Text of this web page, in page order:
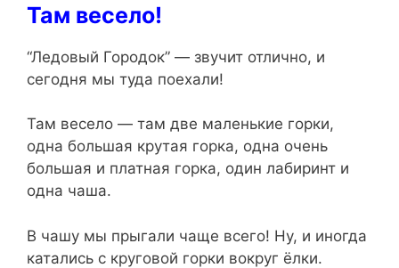
Там весело!
“Ледовый Городок” — звучит отлично, и
сегодня мы туда поехали!
Там весело — там две маленькие горки,
одна большая крутая горка, одна очень
большая и платная горка, один лабиринт и
одна чаша.
В чашу мы прыгали чаще всего! Ну, и иногда
катались с круговой горки вокруг ёлки.